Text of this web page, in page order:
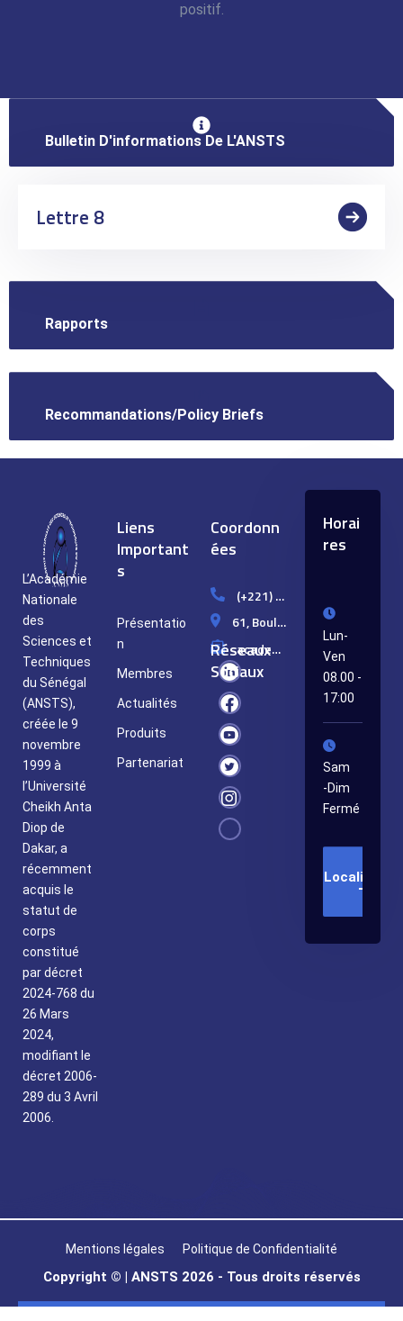
positif.
Bulletin D'informations De L'ANSTS
Rapports
Recommandations/Policy Briefs
Lettre 8
L’Académie
Nationale
des
Sciences et
Techniques
du Sénégal
(ANSTS),
créée le 9
novembre
1999 à
l’Université
Cheikh Anta
Diop de
Dakar, a
récemment
acquis le
statut de
corps
constitué
par décret
2024-768 du
26 Mars
2024,
modifiant le
décret 2006-
289 du 3 Avril
2006.
Liens
Important
s
Présentatio
n
Membres
Actualités
Produits
Partenariat
Coordonn
ées
(+221) 33 849 10 99
61, Boulevard Djily MBAYE, Dakar/Sénégal
academie.st@ansts.sn
Réseaux
Sociaux
Horai
res
Lun-
Ven
08.00 -
17:00
Sam
-Dim
Fermé
Mentions légales Politique de Confidentialité
Copyright © | ANSTS 2026 - Tous droits réservés